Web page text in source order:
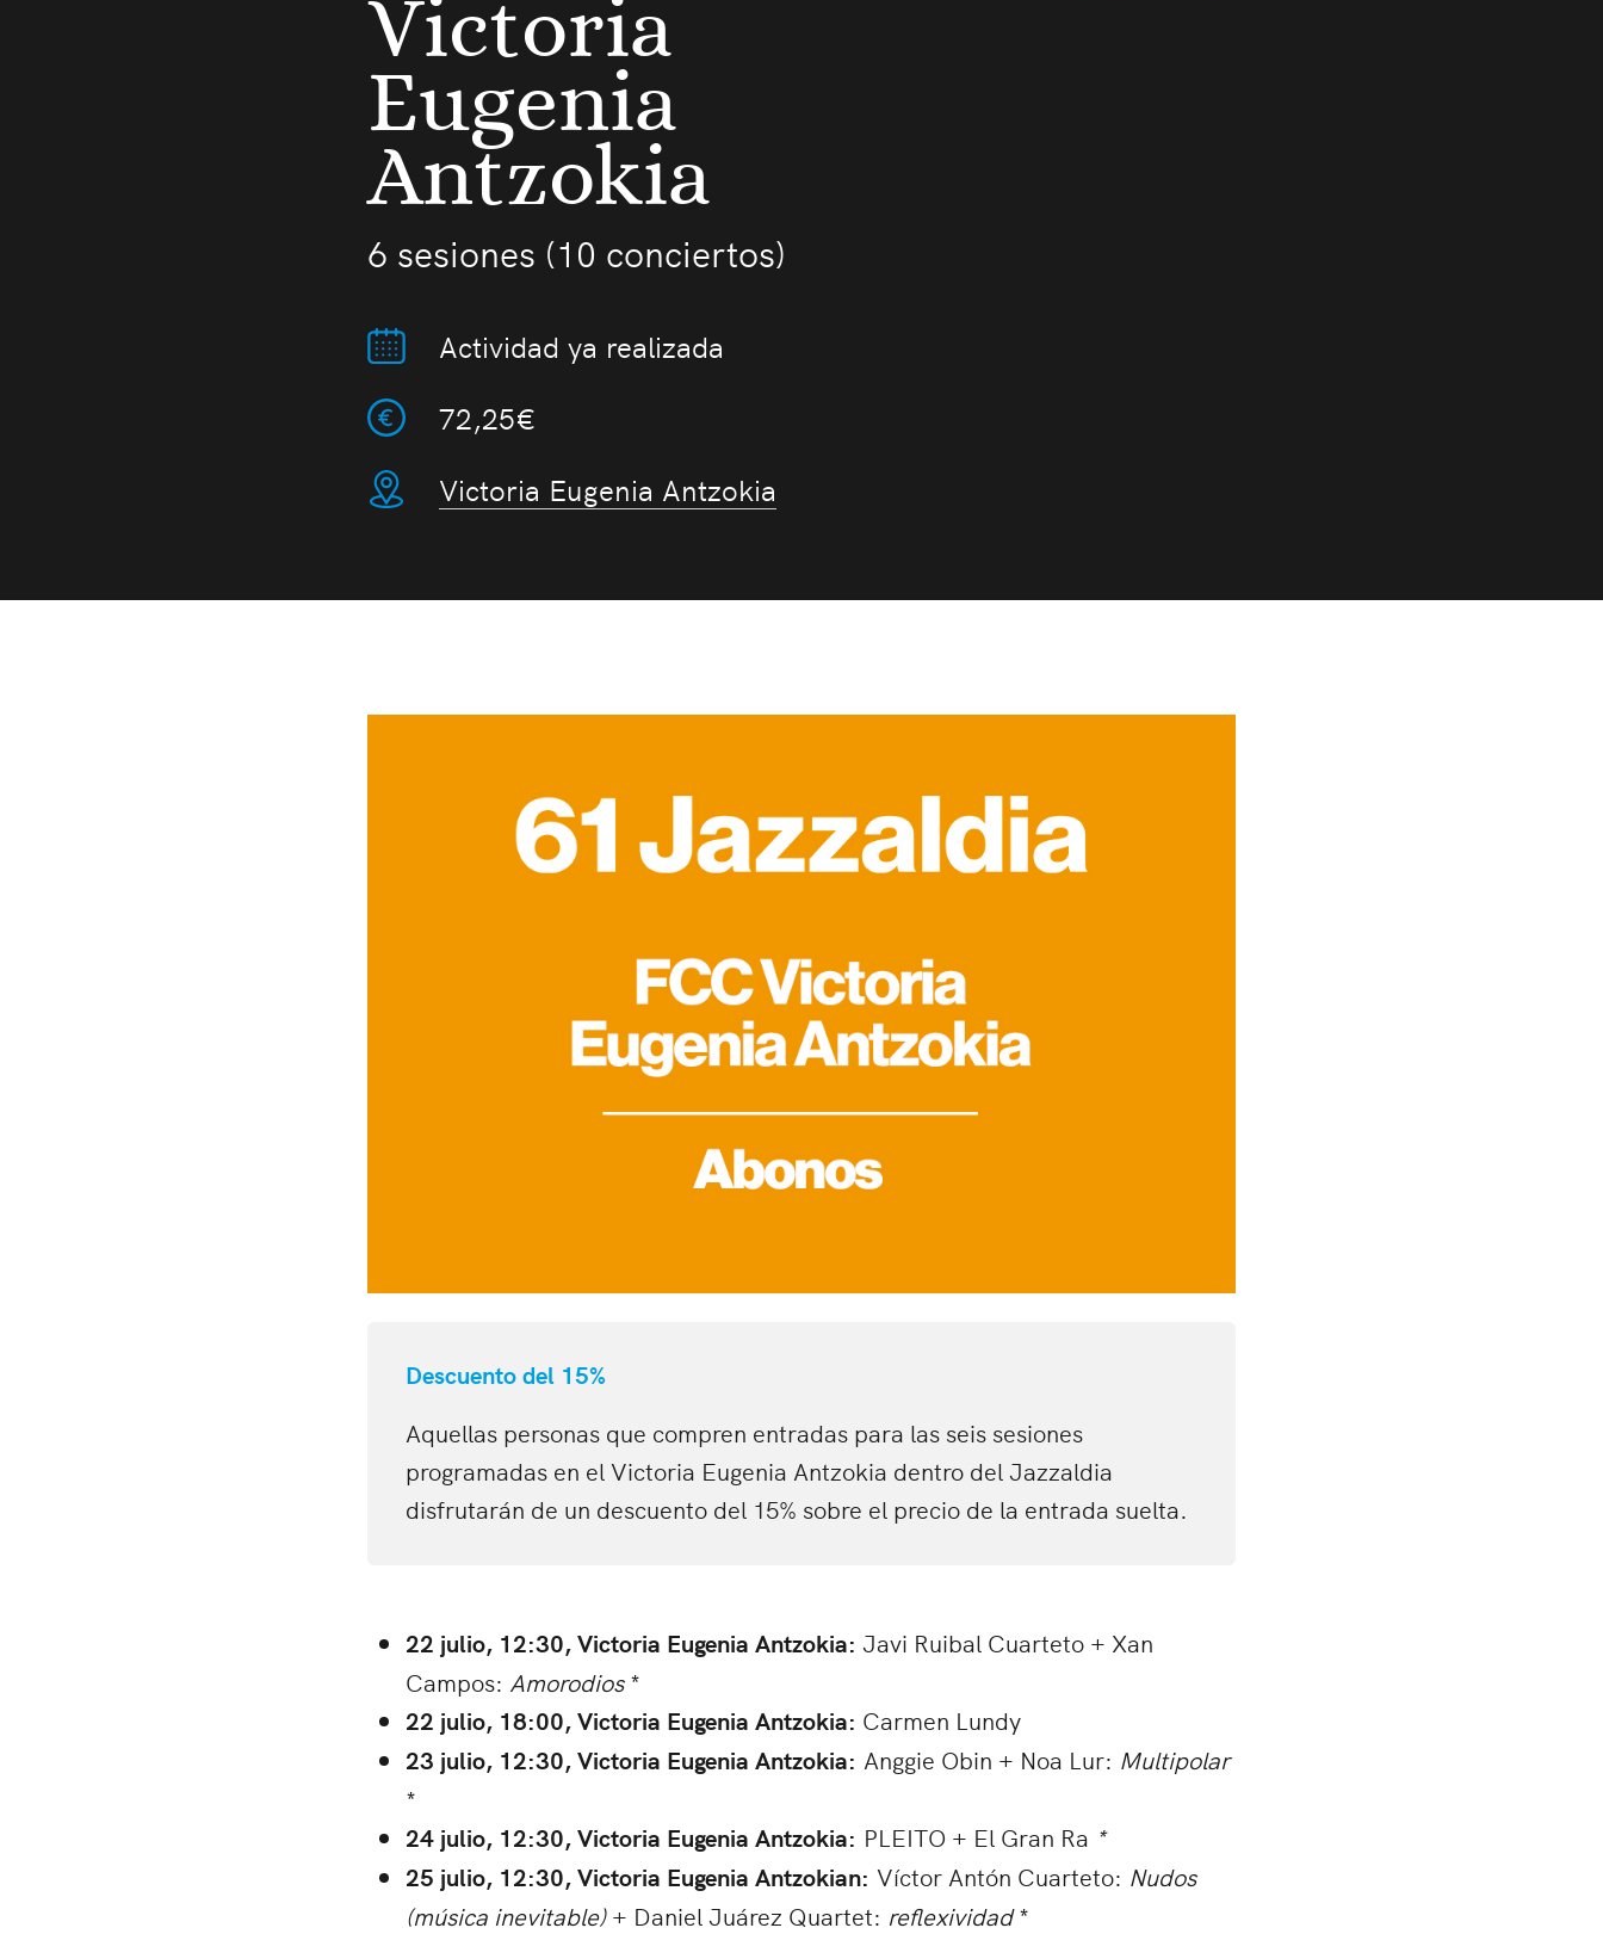
Victoria
Eugenia
Antzokia
6 sesiones (10 conciertos)
Actividad ya realizada
72,25€
Victoria Eugenia Antzokia
Descuento del 15%
Aquellas personas que compren entradas para las seis sesiones
programadas en el Victoria Eugenia Antzokia dentro del Jazzaldia
disfrutarán de un descuento del 15% sobre el precio de la entrada suelta.
22 julio, 12:30, Victoria Eugenia Antzokia: Javi Ruibal Cuarteto + Xan
Campos: Amorodios*
22 julio, 18:00, Victoria Eugenia Antzokia: Carmen Lundy
23 julio, 12:30, Victoria Eugenia Antzokia: Anggie Obin + Noa Lur: Multipolar
*
24 julio, 12:30, Victoria Eugenia Antzokia: PLEITO + El Gran Ra *
25 julio, 12:30, Victoria Eugenia Antzokian: Víctor Antón Cuarteto: Nudos
(música inevitable)+ Daniel Juárez Quartet: reflexividad*